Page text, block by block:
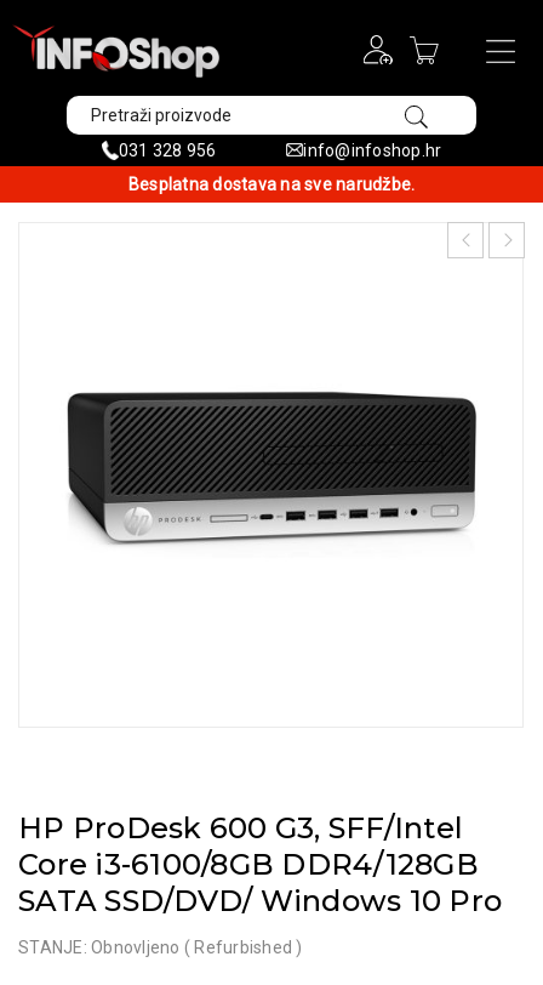
031 328 956
info@infoshop.hr
Besplatna dostava na sve narudžbe.
HP ProDesk 600 G3, SFF/Intel
Core i3-6100/8GB DDR4/128GB
SATA SSD/DVD/ Windows 10 Pro
STANJE: Obnovljeno ( Refurbished )